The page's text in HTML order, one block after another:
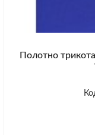
Полотно